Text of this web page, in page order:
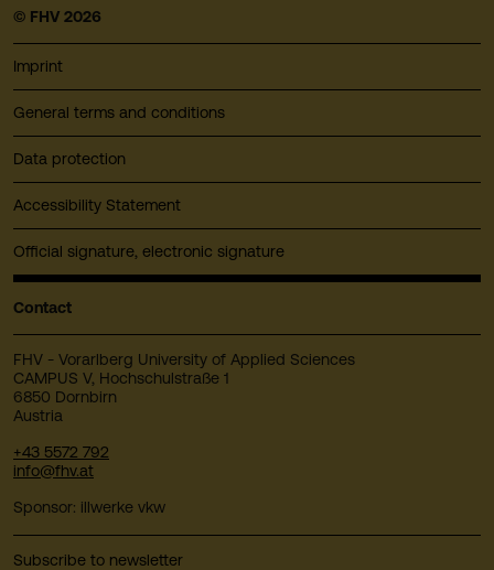
© FHV 2026
Imprint
General terms and conditions
Data protection
Accessibility Statement
Official signature, electronic signature
Contact
FHV - Vorarlberg University of Applied Sciences
CAMPUS V, Hochschulstraße 1
6850 Dornbirn
Austria
+43 5572 792
info@fhv.at
Sponsor: illwerke vkw
Subscribe to newsletter